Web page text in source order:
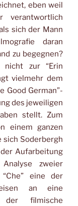
eben weil
verantwortlich
sich der Mann
daran
zu begegnen?
zur “Erin
vielmehr dem
Good German”-
des jeweiligen
stellt. Zum
einem ganzen
sich Soderbergh
Aufarbeitung
zweier
eine der
an eine
der filmische